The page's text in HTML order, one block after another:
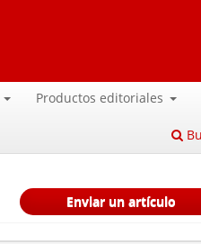
Productos editoriales
Enviar un artículo